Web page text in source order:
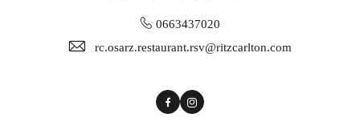
0663437020
rc.osarz.restaurant.rsv@ritzcarlton.com
FacebookInstagram